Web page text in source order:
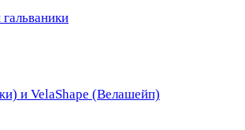
и VelaShape (Велашейп)